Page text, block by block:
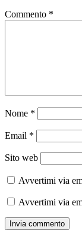
Commento *
Nome *
Email *
Sito web
Avvertimi via
Avvertimi via